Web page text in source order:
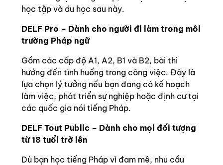
học tập và du học sau này.
DELF Pro – Dành cho người đi làm trong môi
trường Pháp ngữ
Gồm các cấp độ A1, A2, B1 và B2, bài thi
hướng đến tình huống trong công việc. Đây là
lựa chọn lý tưởng nếu bạn đang có kế hoạch
làm việc, phát triển sự nghiệp hoặc định cư tại
các quốc gia nói tiếng Pháp.
DELF Tout Public – Dành cho mọi đối tượng
từ 18 tuổi trở lên
Dù bạn học tiếng Pháp vì đam mê, nhu cầu